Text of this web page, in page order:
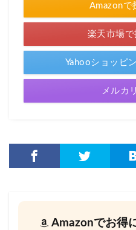
Amazonで
楽天市場で
Yahooショッピ
メルカリ
Amazonでお得